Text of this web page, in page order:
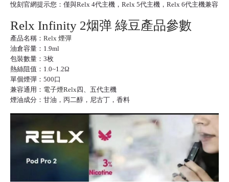
悅刻官網提示您：僅與Relx 4代主機， Relx 5代主機，Relx 6代主機兼容
Relx Infinity 2烟弹 綠豆產品參數
產品名稱： Relx 煙彈
油倉容量：1.9ml
包裝數量：3枚
熱絲阻值：1.0~1.2Ω
單個煙彈：500口
兼容通用： 電子煙Relx四、五代主機
煙油成分：甘油，丙二醇，尼古丁，香料